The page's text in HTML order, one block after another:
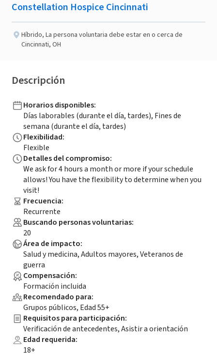
Constellation Hospice Cincinnati
Híbrido, La persona voluntaria debe estar en o cerca de
Cincinnati, OH
Descripción
Horarios disponibles:
Días laborables (durante el día, tardes), Fines de
semana (durante el día, tardes)
Flexibilidad:
Flexible
Detalles del compromiso:
We ask for 4 hours a month or more if your schedule
allows! You have the flexibility to determine when you
visit!
Frecuencia:
Recurrente
Buscando personas voluntarias:
20
Área de impacto:
Salud y medicina, Adultos mayores, Veteranos de
guerra
Compensación:
Formación incluida
Recomendado para:
Grupos públicos, Edad 55+
Requisitos para participación:
Verificación de antecedentes, Asistir a orientación
Edad requerida:
18+